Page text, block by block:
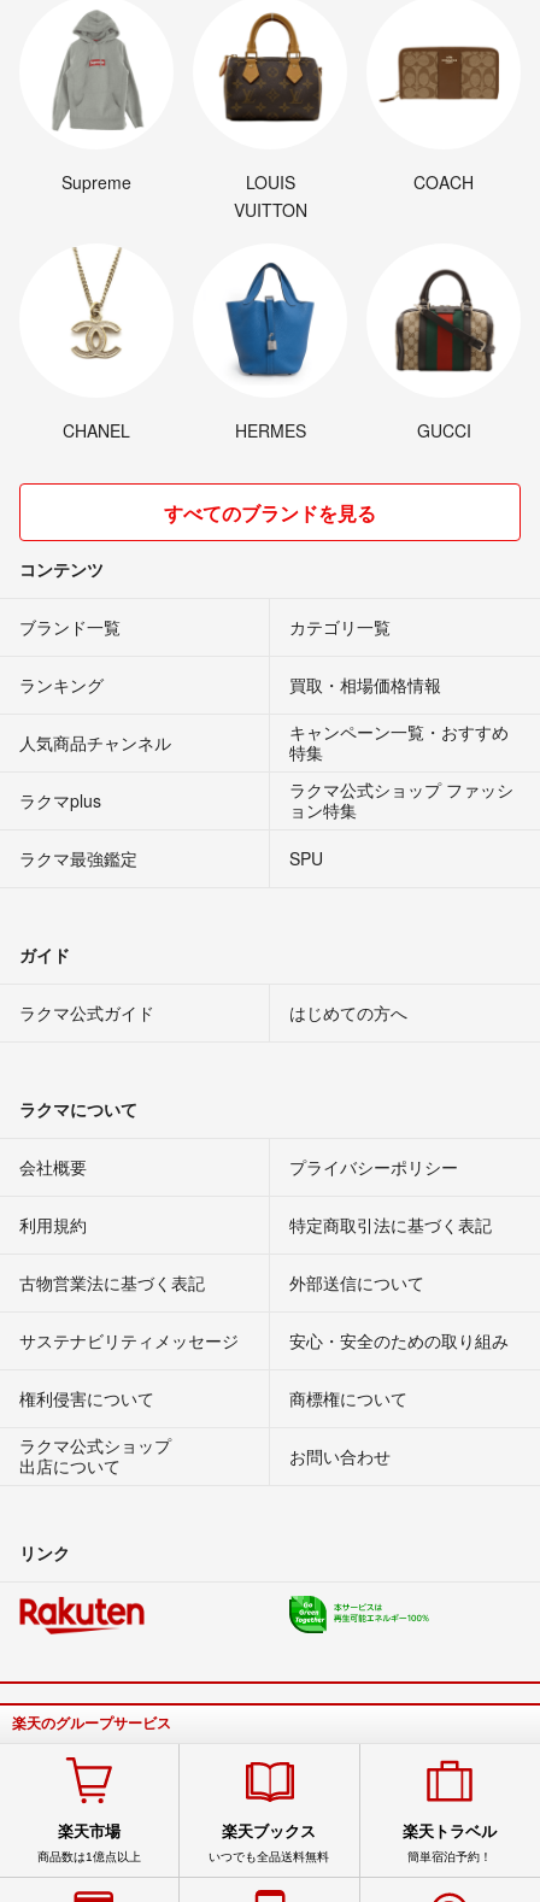
Supreme
LOUIS
VUITTON
COACH
CHANEL HERMES GUCCI
すべてのブランドを見る
コンテンツ
ブランド一覧 カテゴリ一覧
ランキング 買取・相場価格情報
人気商品チャンネル
キャンペーン一覧・おすすめ
特集
ラクマplus
ラクマ公式ショップ ファッシ
ョン特集
ラクマ最強鑑定
SPU
ガイド
ラクマ公式ガイド はじめての方へ
ラクマについて
会社概要 プライバシーポリシー
利用規約 特定商取引法に基づく表記
古物営業法に基づく表記 外部送信について
サステナビリティメッセージ 安心・安全のための取り組み
権利侵害について
商標権について
ラクマ公式ショップ
出店について
お問い合わせ
リンク
楽天のグループサービス
楽天市場
商品数は1億点以上
楽天ブックス
いつでも全品送料無料
楽天トラベル
簡単宿泊予約！